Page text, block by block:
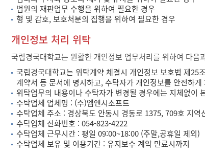
법원의 재판업무 수행을 위하여 필요한 경우
형 및 감호, 보호처분의 집행을 위하여 필요한 경우
개인정보 처리 위탁
국립경국대학교는 원활한 개인정보 업무처리를 위하여 다
국립경국대학교는 위탁계약 체결시 개인정보 보호법 제25
계약서 등 문서에 명시하고, 수탁자가 개인정보를 안전하
위탁업무의 내용이나 수탁자가 변경될 경우에는 지체없이
수탁업체 업체명 : (주)엠앤시소프트
수탁업체 주소 : 경상북도 안동시 경동로 1375, 709호 지역
수탁업체 전화번호 : 054-823-4222
수탁업체 근무시간 : 평일 09:00~18:00 (주말,공휴일 제외)
수탁업체 보유 및 이용기간 : 유지보수 계약 만료시까지